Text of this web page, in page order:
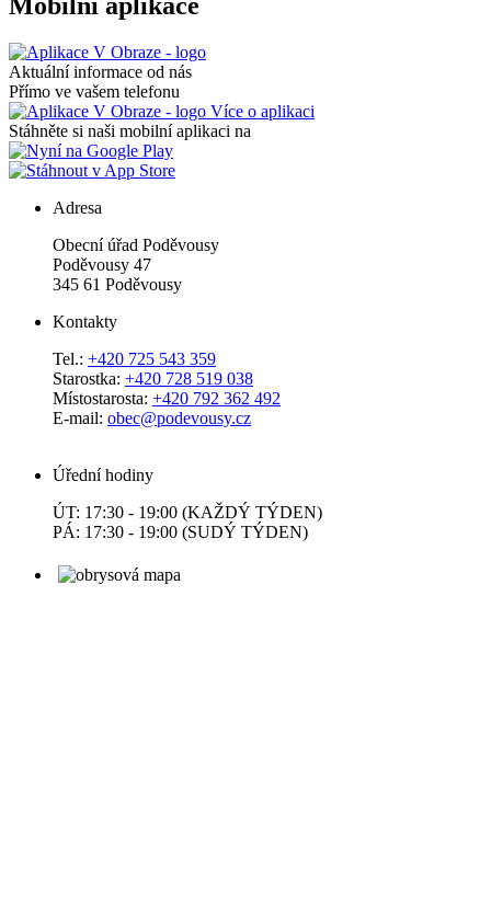
Aktuální informace od nás
Přímo ve vašem telefonu
Více o aplikaci
Stáhněte si naši mobilní aplikaci na
Adresa
Obecní úřad Poděvousy
Poděvousy 47
345 61 Poděvousy
Kontakty
Tel.: +420 725 543 359
Starostka: +420 728 519 038
Místostarosta: +420 792 362 492
E-mail: obec@podevousy.cz
Úřední hodiny
ÚT: 17:30 - 19:00 (KAŽDÝ TÝDEN)
PÁ: 17:30 - 19:00 (SUDÝ TÝDEN)